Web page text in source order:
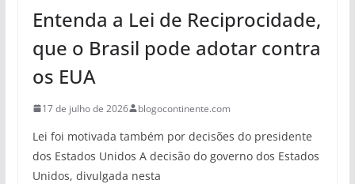
Entenda a Lei de Reciprocidade,
que o Brasil pode adotar contra
os EUA
17 de julho de 2026 blogocontinente.com
Lei foi motivada também por decisões do presidente
dos Estados Unidos A decisão do governo dos Estados
Unidos, divulgada nesta